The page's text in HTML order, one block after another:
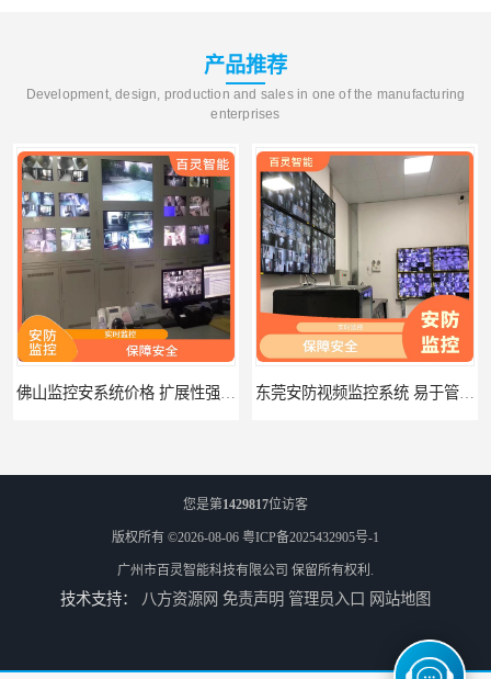
产品推荐
Development, design, production and sales in one of the manufacturing
enterprises
珠海校园安防监控系统价格 隐私保护 能够长时间稳定运行 河源门禁人脸识别系统 使用简单方便 无需人工干预
您是第1429817位访客
版权所有 ©2026-08-06 粤ICP备2025432905号-1
广州市百灵智能科技有限公司 保留所有权利.
技术支持： 八方资源网 免责声明 管理员入口 网站地图